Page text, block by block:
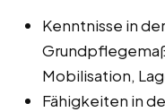
Kenntnisse in
Mobilisation,
Fähigkeiten in